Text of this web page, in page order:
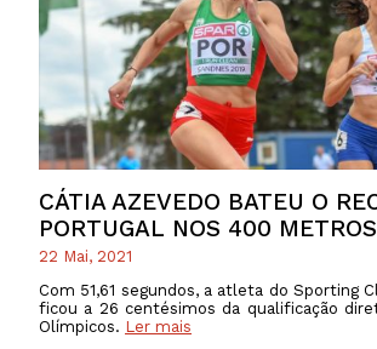
CÁTIA AZEVEDO BATEU O
PORTUGAL NOS 400 METROS
22 Mai, 2021
Com 51,61 segundos, a atleta do Sporting
ficou a 26 centésimos da qualificação
Olímpicos. Ler mais